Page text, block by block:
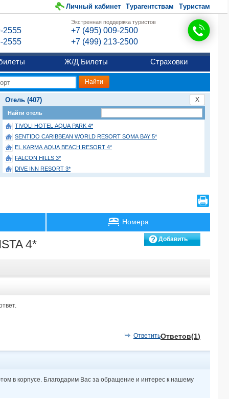
Личный кабинет Турагентствам Туристам
2555
2555
Экстренная поддержка туристов
+7 (495) 009-2500
+7 (499) 213-2500
Ж/Д Билеты Страховки
X
Отель (407)
Найти отель
TIVOLI HOTEL AQUA PARK 4*
SENTIDO CARIBBEAN WORLD RESORT SOMA BAY 5*
EL KARMA AQUA BEACH RESORT 4*
FALCON HILLS 3*
DIVE INN RESORT 3*
LABRANDA CLUB PARADISIO HOTEL EL GOUNA 4*
FARAANA HEIGHTS 4*
DOMINA CORAL BAY SULTAN BEACH 5*
WADI LAHMY AZUR RESORT 3*
PARROTEL AQUA PARK RESORT 4*
ALBATROS AQUA PARK (ex. GARDEN RESORT) 4*
CATARACT RESORT 4*
Номера
4*
Добавить
ОтветитьОтветов(1)
в корпусе. Благодарим Вас за обращение и интерес к нашему